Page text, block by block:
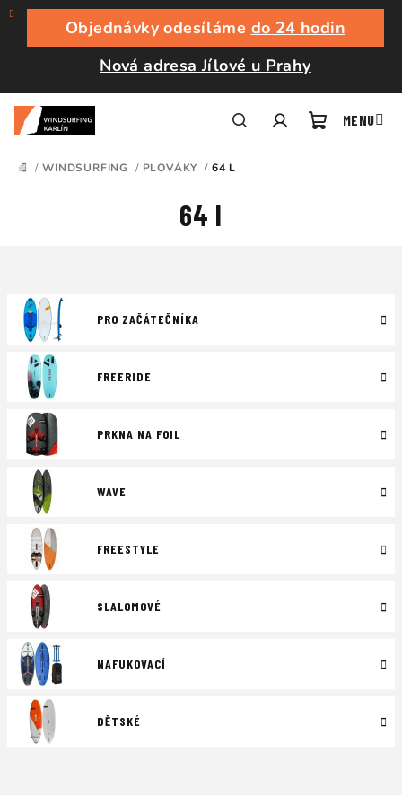
Přejít
obsah
Objednávky odesíláme do 24 hodin
Nová adresa Jílové u Prahy
DOMŮ
/ WINDSURFING / PLOVÁKY / 64 L
64 l
PRO ZAČÁTEČNÍKA
FREERIDE
PRKNA NA FOIL
WAVE
FREESTYLE
SLALOMOVÉ
NAFUKOVACÍ
DĚTSKÉ